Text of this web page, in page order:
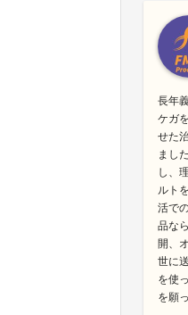
長年
ケガ
せた
まし
し、
ルト
活で
品な
開、
世に
を使
を願